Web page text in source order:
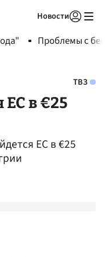
Новости
Проблемы с
ТВЗ
ЕС в €25
ЕС в €25